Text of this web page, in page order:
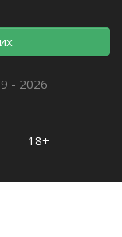
- 2026
18+